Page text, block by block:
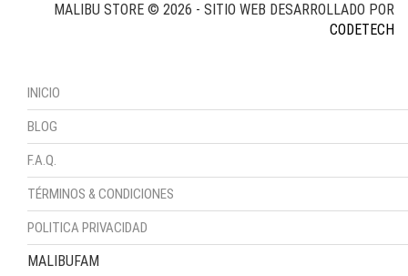
INICIO
BLOG
F.A.Q.
TÉRMINOS & CONDICIONES
POLITICA PRIVACIDAD
MALIBUFAM
MALIBU STORE © 2026 - SITIO WEB DESARROLLADO POR
CODETECH